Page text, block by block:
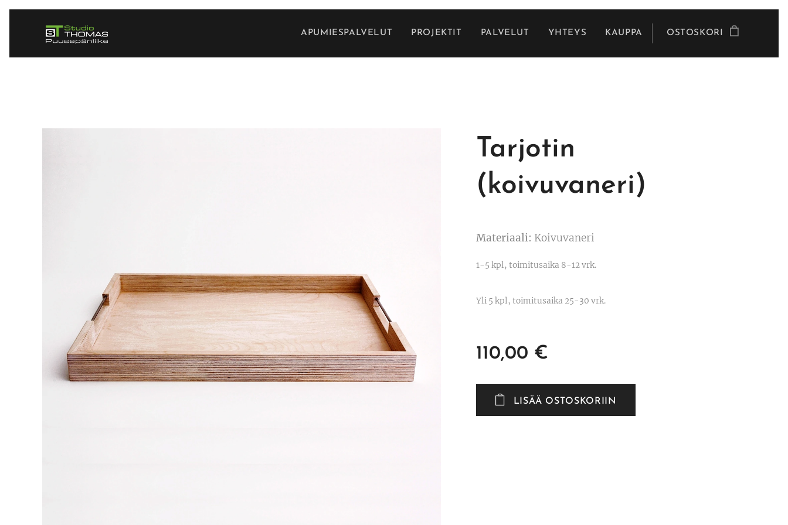
APUMIESPALVELUT PROJEKTIT PALVELUT YHTEYS KAUPPA OSTOSKORI
Tarjotin
(koivuvaneri)
Materiaali: Koivuvaneri
1-5 kpl, toimitusaika 8-12 vrk.
Yli 5 kpl, toimitusaika 25-30 vrk.
110,00 €
LISÄÄ OSTOSKORIIN